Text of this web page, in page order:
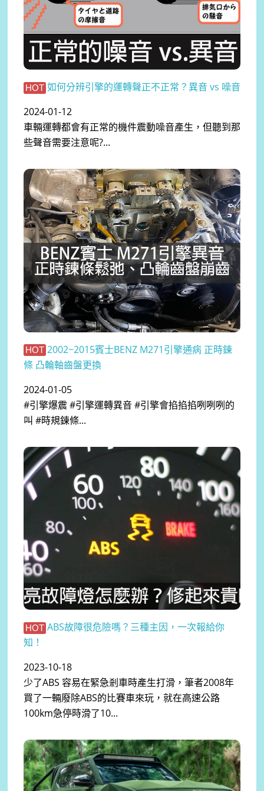
HOT 如何分辨引擎的運轉聲正不正常？異音 vs 噪音
2024-01-12
車輛運轉都會有正常的機件震動噪音產生，但聽到那
些聲音需要注意呢?...
HOT 2002~2015賓士BENZ M271引擎通病 正時鍊
條 凸輪軸齒盤更換
2024-01-05
#引擎爆震 #引擎運轉異音 #引擎會掐掐掐咧咧咧的
叫 #時規鍊條...
HOT ABS故障很危險嗎？三種主因，一次報給你
知！
2023-10-18
少了ABS 容易在緊急剎車時產生打滑，筆者2008年
買了一輛廢除ABS的比賽車來玩，就在高速公路
100km急停時滑了10...